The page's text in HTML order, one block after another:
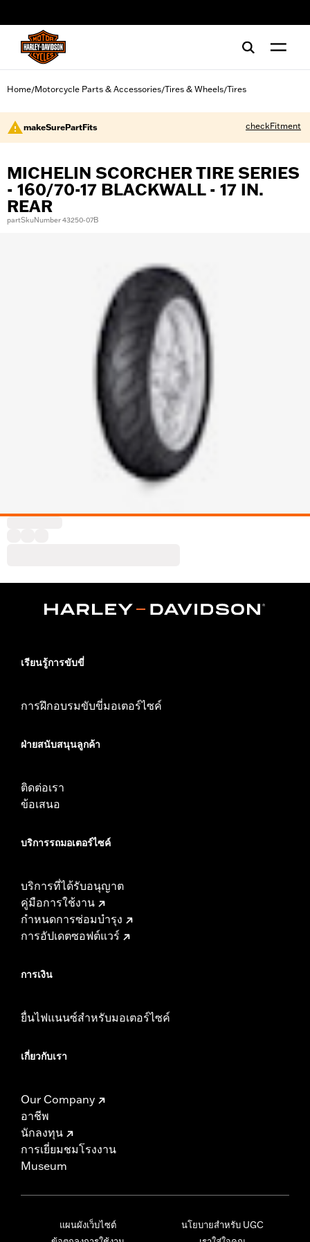
Home/Motorcycle Parts & Accessories/Tires & Wheels/Tires
makeSurePartFits checkFitment
MICHELIN SCORCHER TIRE SERIES
- 160/70-17 BLACKWALL - 17 IN.
REAR
partSkuNumber 43250-07B
เรียนรู้การขับขี่
การฝึกอบรมขับขี่มอเตอร์ไซค์
ฝ่ายสนับสนุนลูกค้า
ติดต่อเรา
ข้อเสนอ
บริการรถมอเตอร์ไซค์​
บริการที่ได้รับอนุญาต
คู่มือการใช้งาน
กำหนดการซ่อมบำรุง
การอัปเดตซอฟต์แวร์
การเงิน
ยื่นไฟแนนซ์สำหรับมอเตอร์ไซค์
เกี่ยวกับเรา
Our Company
อาชีพ
นักลงทุน
การเยี่ยมชมโรงงาน
Museum
แผนผังเว็บไซต์
นโยบายสำหรับ UGC